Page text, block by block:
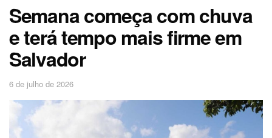
Semana começa com chuva
e terá tempo mais firme em
Salvador
6 de julho de 2026